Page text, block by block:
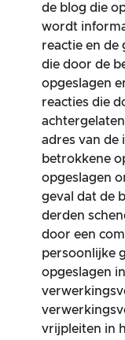
de blog die
wordt
reactie en de
die door de
opgeslagen
reacties die
adres van de
betrokkene
opgeslagen
geval dat de
derden
door een
persoonlijke
opgeslagen
vrijpleiten in